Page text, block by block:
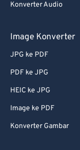
Konverter Audio
Image Konverter
JPG ke PDF
PDF ke JPG
HEIC ke JPG
Image ke PDF
Konverter Gambar